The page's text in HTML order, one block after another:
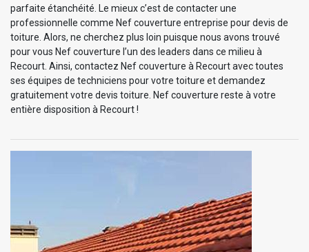
parfaite étanchéité. Le mieux c’est de contacter une
professionnelle comme Nef couverture entreprise pour devis de
toiture. Alors, ne cherchez plus loin puisque nous avons trouvé
pour vous Nef couverture l’un des leaders dans ce milieu à
Recourt. Ainsi, contactez Nef couverture à Recourt avec toutes
ses équipes de techniciens pour votre toiture et demandez
gratuitement votre devis toiture. Nef couverture reste à votre
entière disposition à Recourt !